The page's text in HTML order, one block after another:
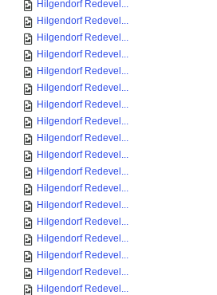
Hilgendorf Redevel...
Hilgendorf Redevel...
Hilgendorf Redevel...
Hilgendorf Redevel...
Hilgendorf Redevel...
Hilgendorf Redevel...
Hilgendorf Redevel...
Hilgendorf Redevel...
Hilgendorf Redevel...
Hilgendorf Redevel...
Hilgendorf Redevel...
Hilgendorf Redevel...
Hilgendorf Redevel...
Hilgendorf Redevel...
Hilgendorf Redevel...
Hilgendorf Redevel...
Hilgendorf Redevel...
Hilgendorf Redevel...